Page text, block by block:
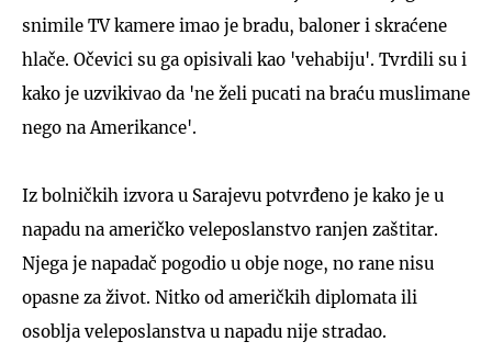
snimile TV kamere imao je bradu, baloner i skraćene
hlače. Očevici su ga opisivali kao 'vehabiju'. Tvrdili su i
kako je uzvikivao da 'ne želi pucati na braću muslimane
nego na Amerikance'.
Iz bolničkih izvora u Sarajevu potvrđeno je kako je u
napadu na američko veleposlanstvo ranjen zaštitar.
Njega je napadač pogodio u obje noge, no rane nisu
opasne za život. Nitko od američkih diplomata ili
osoblja veleposlanstva u napadu nije stradao.